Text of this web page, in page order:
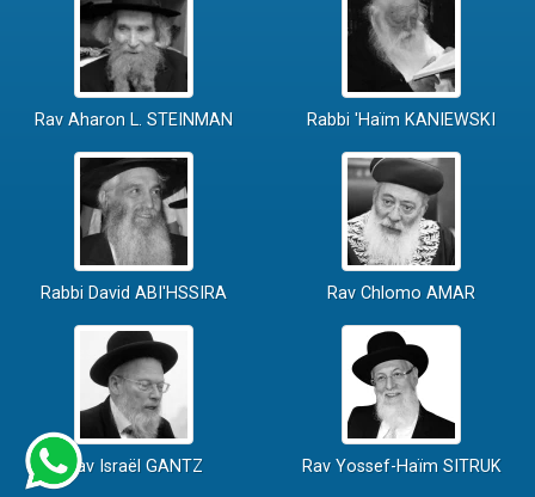
Rav Aharon L. STEINMAN Rabbi 'Haïm KANIEWSKI
Rabbi David ABI'HSSIRA Rav Chlomo AMAR
Rav Israël GANTZ Rav Yossef-Haïm SITRUK